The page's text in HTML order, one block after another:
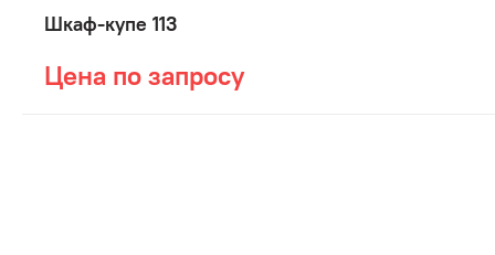
Шкаф-купе 113
Цена по запросу